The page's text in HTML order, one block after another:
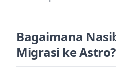
Bagaimana
Migrasi ke Astro?